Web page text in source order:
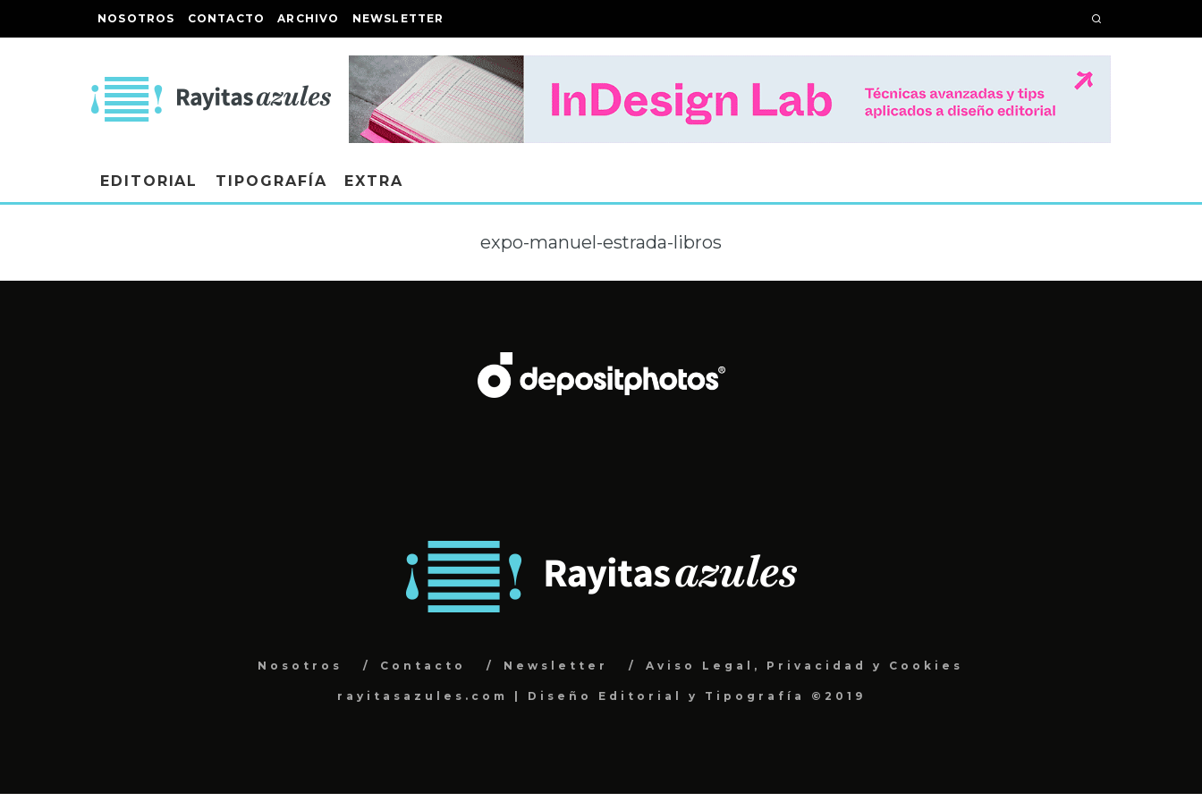
NOSOTROS CONTACTO ARCHIVO NEWSLETTER
EDITORIAL TIPOGRAFÍA EXTRA
expo-manuel-estrada-libros
Nosotros Contacto Newsletter Aviso Legal, Privacidad y Cookies
rayitasazules.com | Diseño Editorial y Tipografía ©2019